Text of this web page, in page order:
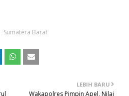
Sumatera Barat
LEBIH BARU
Wakapolres Pimpin Apel, Nilai